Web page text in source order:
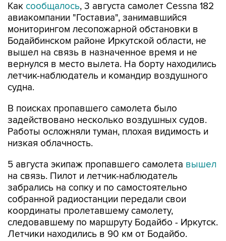
Как сообщалось, 3 августа самолет Cessna 182
авиакомпании "Гоставиа", занимавшийся
мониторингом лесопожарной обстановки в
Бодайбинском районе Иркутской области, не
вышел на связь в назначенное время и не
вернулся в место вылета. На борту находились
летчик-наблюдатель и командир воздушного
судна.
В поисках пропавшего самолета было
задействовано несколько воздушных судов.
Работы осложняли туман, плохая видимость и
низкая облачность.
5 августа экипаж пропавшего самолета вышел
на связь. Пилот и летчик-наблюдатель
забрались на сопку и по самостоятельно
собранной радиостанции передали свои
координаты пролетавшему самолету,
следовавшему по маршруту Бодайбо - Иркутск.
Летчики находились в 90 км от Бодайбо.